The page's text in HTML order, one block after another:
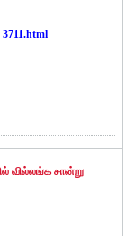
வில்லங்க சான்று